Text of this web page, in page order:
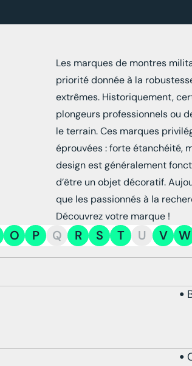
Les marques de montres
priorité donnée à la
extrêmes. Historiquement,
plongeurs professionnels ou
le terrain. Ces marques
éprouvées : forte étanchéité,
design est généralement
d’être un objet décoratif.
que les passionnés à la
Découvrez votre marque !
O P Q R S T U V W